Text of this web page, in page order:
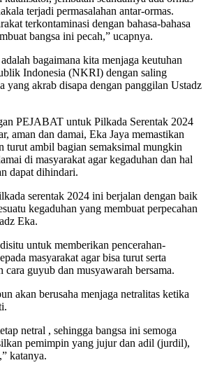
terjadi permasalahan antar-ormas.
terkontaminasi dengan bahasa-bahasa
bangsa ini pecah,” ucapnya.
bagaimana kita menjaga keutuhan
Indonesia (NKRI) dengan saling
yang akrab disapa dengan panggilan Ustadz
PEJABAT untuk Pilkada Serentak 2024
aman dan damai, Eka Jaya memastikan
turut ambil bagian semaksimal mungkin
di masyarakat agar kegaduhan dan hal
dapat dihindari.
serentak 2024 ini berjalan dengan baik
kegaduhan yang membuat perpecahan
Eka.
untuk memberikan pencerahan-
masyarakat agar bisa turut serta
guyub dan musyawarah bersama.
akan berusaha menjaga netralitas ketika
netral , sehingga bangsa ini semoga
pemimpin yang jujur dan adil (jurdil),
katanya.